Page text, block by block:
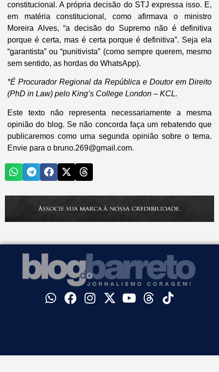
constitucional. A própria decisão do STJ expressa isso. E,
em matéria constitucional, como afirmava o ministro
Moreira Alves, “a decisão do Supremo não é definitiva
porque é certa, mas é certa porque é definitiva”. Seja ela
“garantista” ou “punitivista” (como sempre querem, mesmo
sem sentido, as hordas do WhatsApp).
*É Procurador Regional da República e Doutor em Direito
(PhD in Law) pelo King’s College London – KCL.
Este texto não representa necessariamente a mesma
opinião do blog. Se não concorda faça um rebatendo que
publicaremos como uma segunda opinião sobre o tema.
Envie para o bruno.269@gmail.com.